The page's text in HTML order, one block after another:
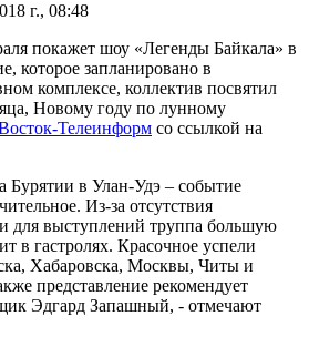
г., 08:48
покажет шоу «Легенды Байкала» в
которое запланировано в
комплексе, коллектив посвятил
Новому году по лунному
Телеинформ со ссылкой на
Бурятии в Улан-Удэ – событие
Из-за отсутствия
для выступлений труппа большую
в гастролях. Красочное успели
Хабаровска, Москвы, Читы и
представление рекомендует
Эдгард Запашный, - отмечают